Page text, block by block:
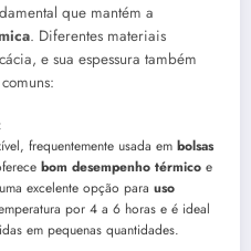
que mantém a
. Diferentes materiais
e sua espessura também
:
frequentemente usada em bolsas
bom desempenho térmico e
excelente opção para uso
por 4 a 6 horas e é ideal
em pequenas quantidades.